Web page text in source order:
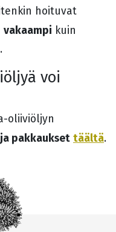
hoituvat
vakaampi kuin
voi
oliiviöljyn
pakkauksettäältä.